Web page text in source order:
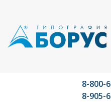
8-800-
8-905-